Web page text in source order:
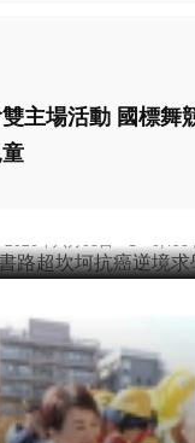
主場活動 國標舞
2026年六月08日 6,453